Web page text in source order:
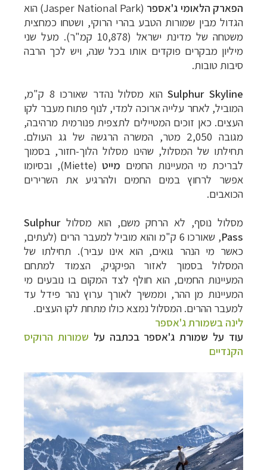
הפארק הלאומי ג'אספר (
Jasper National Park) הוא
הגדול מבין שמורות הטבע בהרי הרוקי, ושטחו כמחצית
משטחה של מדינת ישראל (10,878 קמ"ר). מעל שני
מיליון מבקרים פוקדים אותו בכל שנה, ויש לכך הרבה
סיבות טובות.
Sulphur Skylineהוא מסלו
ל נהדר שאורכו 8 ק"מ,
המוביל, לאחר עלייה ארוכה למדי, לנוף פתוח מעבר לקו
העצים. כאן זוכים המטיילים לתצפית פנורמית מרהיבה,
מגובה 2,050 מטר, המשרה הרגשה של גג העולם.
תחילתו של המסלול, שהינו מסלול הלוך-חזור, בסמוך
לבריכת מי המעיינות החמים מייט(
Miette), ובסיומו
אפשר לרחוץ במים החמים ולהרגיע את השרירים
הכואבים.
מסלול נוסף, לא הרחק משם, הוא מסלולSulphur
Pass
, שאורכו 6 ק"מ והוא מוביל למעבר הרים (לעתים,
כאשר מי הנהר גואים, הוא אינו עביר). תחילתו של
המסלול בסמוך לאזור הפיקניק, הצמוד למתחם
המעיינות החמים, הוא חולף לצד המקום בו נובעים מי
המעיינות מן ההר, וממשיך לאורך ערוץ נהר פידל עד
למעבר ההרים. המסלול נמצא כולו מתחת לקו העצים.
לינה בשמורת ג'אספר
עוד על שמורת ג'אספר בכתבה על שמורות הרוקיס
הקנדיים